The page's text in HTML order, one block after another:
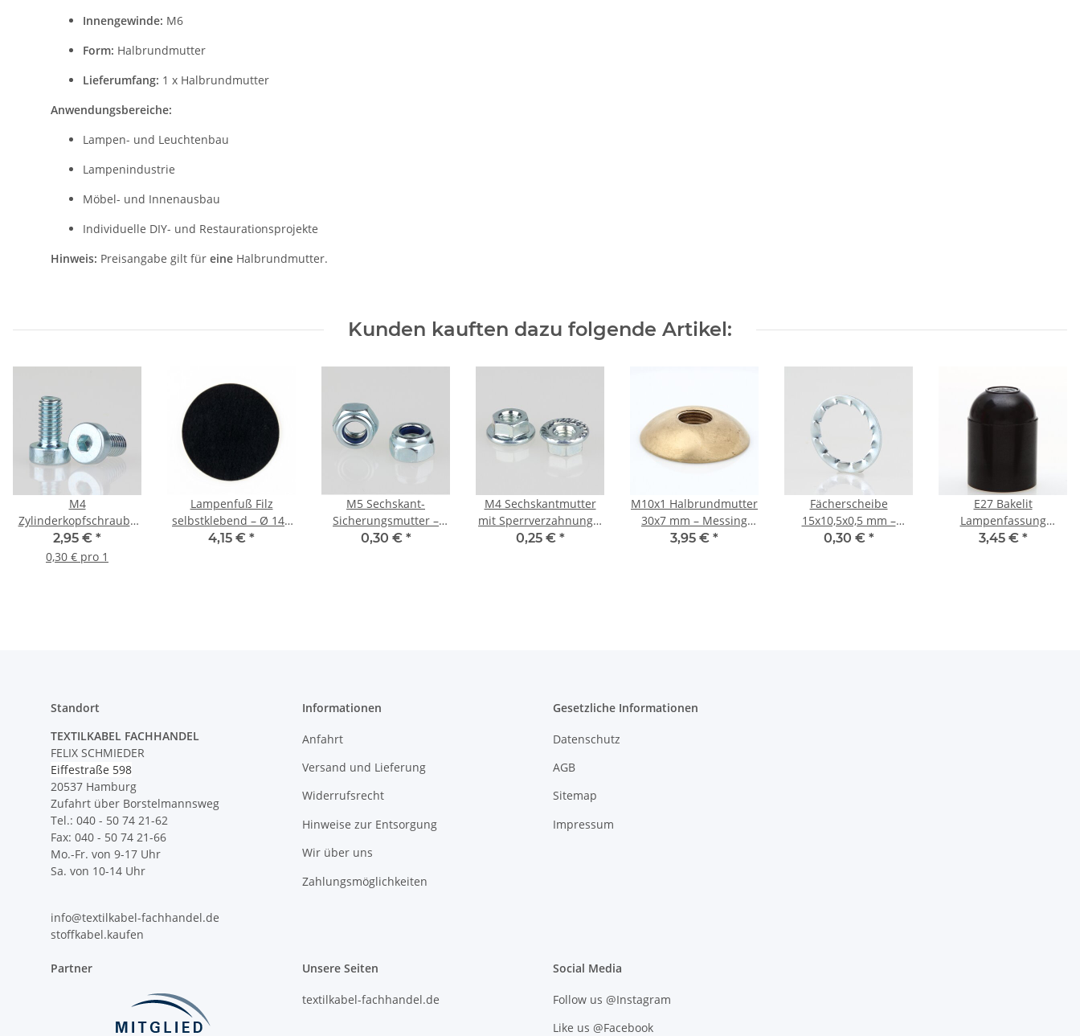
Innengewinde: M6
Form: Halbrundmutter
Lieferumfang: 1 x Halbrundmutter
Anwendungsbereiche:
Lampen- und Leuchtenbau
Lampenindustrie
Möbel- und Innenausbau
Individuelle DIY- und Restaurationsprojekte
Hinweis: Preisangabe gilt für eine Halbrundmutter.
Kunden kauften dazu folgende Artikel:
M4
Zylinderkopfschraube
8mm Metall verzinkt
mit Innensechskant
2,95 € *
0,30 € pro 1
Lampenfuß Filz
selbstklebend – Ø 140
mm, schwarz, 1 mm
4,15 € *
M5 Sechskant-
Sicherungsmutter –
Metall verzinkt, DIN
0,30 € *
M4 Sechskantmutter
mit Sperrverzahnung –
Metall verzinkt, DIN
0,25 € *
M10x1 Halbrundmutter
30x7 mm – Messing
roh, unbehandelt,
3,95 € *
Fächerscheibe
15x10,5x0,5 mm –
Metall, verzinkt (für
0,30 € *
E27 Bakelit
Lampenfassung
Glattmantel schwarz
3,45 € *
Standort
TEXTILKABEL FACHHANDEL
FELIX SCHMIEDER
Eiffestraße 598
20537 Hamburg
Zufahrt über Borstelmannsweg
Tel.: 040 - 50 74 21-62
Fax: 040 - 50 74 21-66
Mo.-Fr. von 9-17 Uhr
Sa. von 10-14 Uhr
info@textilkabel-fachhandel.de
stoffkabel.kaufen
Informationen
Anfahrt
Versand und Lieferung
Widerrufsrecht
Hinweise zur Entsorgung
Wir über uns
Zahlungsmöglichkeiten
Gesetzliche Informationen
Datenschutz
AGB
Sitemap
Impressum
Partner Unsere Seiten
textilkabel-fachhandel.de
Social Media
Follow us @Instagram
Like us @Facebook